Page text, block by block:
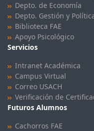
Depto. de Economía
Depto. Gestión y
Biblioteca FAE
Apoyo Psicológico
Servicios
Intranet Académica
Campus Virtual
Correo USACH
Verificación de
Futuros Alumnos
Cachorros FAE